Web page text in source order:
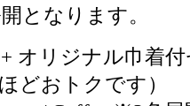
となります。
オリジナル巾着
どおトクです）